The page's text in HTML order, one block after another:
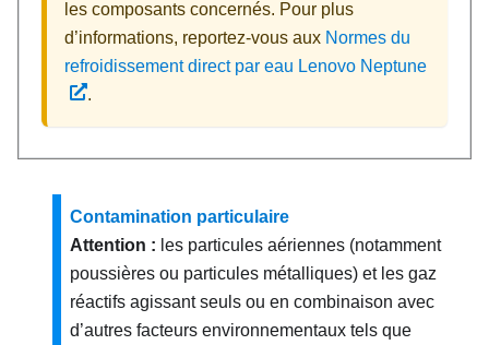
les composants concernés. Pour plus
d’informations, reportez-vous aux Normes du
refroidissement direct par eau Lenovo Neptune
.
Contamination particulaire
Attention : les particules aériennes (notamment
poussières ou particules métalliques) et les gaz
réactifs agissant seuls ou en combinaison avec
d’autres facteurs environnementaux tels que